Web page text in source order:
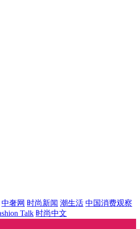
中奢网 时尚新闻 潮生活 中国消费观察
Talk 时尚中文